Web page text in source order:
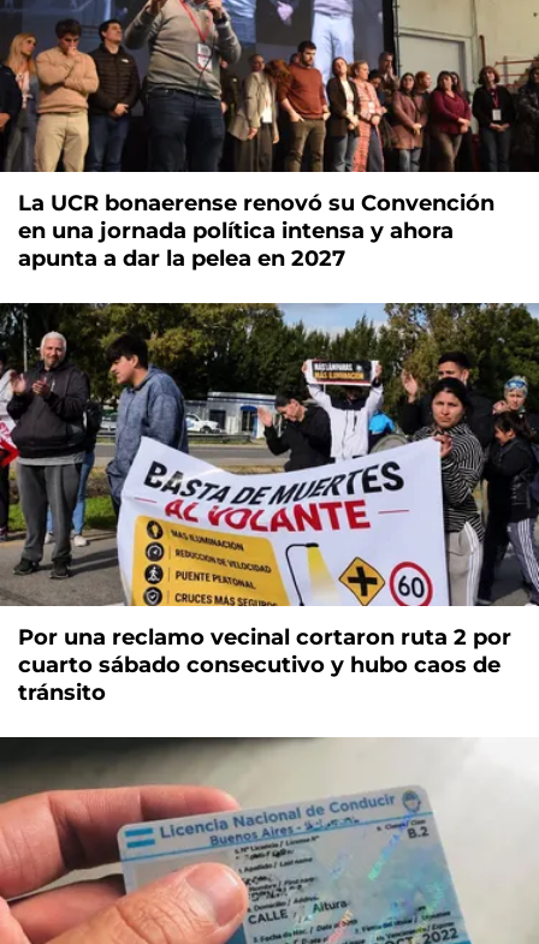
La UCR bonaerense renovó su Convención
en una jornada política intensa y ahora
apunta a dar la pelea en 2027
Por una reclamo vecinal cortaron ruta 2 por
cuarto sábado consecutivo y hubo caos de
tránsito